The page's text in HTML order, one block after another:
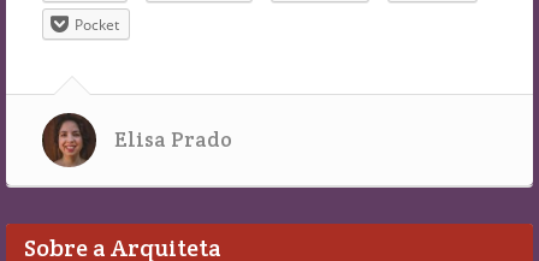
Pocket
Elisa Prado
Sobre a Arquiteta